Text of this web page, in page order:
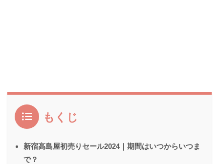
もくじ
新宿高島屋初売りセール2024｜期間はいつからいつま
で？